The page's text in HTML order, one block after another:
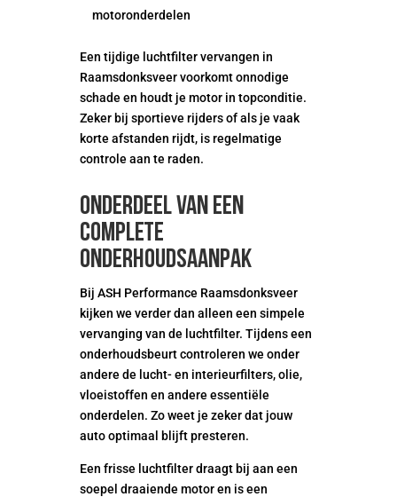
motoronderdelen
Een tijdige luchtfilter vervangen in
Raamsdonksveer voorkomt onnodige
schade en houdt je motor in topconditie.
Zeker bij sportieve rijders of als je vaak
korte afstanden rijdt, is regelmatige
controle aan te raden.
Onderdeel van een
complete
onderhoudsaanpak
Bij ASH Performance Raamsdonksveer
kijken we verder dan alleen een simpele
vervanging van de luchtfilter. Tijdens een
onderhoudsbeurt controleren we onder
andere de lucht- en interieurfilters, olie,
vloeistoffen en andere essentiële
onderdelen. Zo weet je zeker dat jouw
auto optimaal blijft presteren.
Een frisse luchtfilter draagt bij aan een
soepel draaiende motor en is een